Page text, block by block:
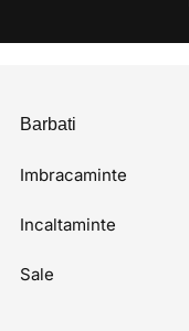
Barbati
Imbracaminte
Incaltaminte
Sale